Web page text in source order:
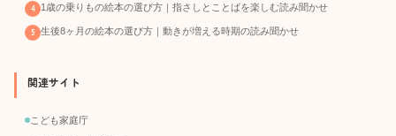
1歳の乗りもの絵本の選び方｜指さしとことばを楽しむ読み聞かせ
生後8ヶ月の絵本の選び方｜動きが増える時期の読み聞かせ
関連サイト
こども家庭庁